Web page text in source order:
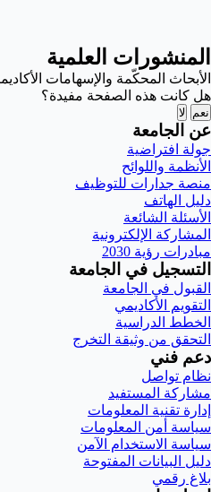
المنشورات العلمية
الأبحاث المحكّمة والإسهامات
هل كانت هذه الصفحة مفيدة؟
نعم لا
عن الجامعة
جولة افتراضية
الأنظمة واللوائح
منصة جدارات للتوظيف
دليل الهاتف
الأسئلة الشائعة
المشاركة الإلكترونية
مبادرات رؤية 2030
التسجيل في الجامعة
القبول في الجامعة
التقويم الأكاديمي
الخطط الدراسية
التحقق من وثيقة التخرج
دعم فني
نظام تواصل
مشاركة المستفيد
إدارة تقنية المعلومات
سياسة أمن المعلومات
سياسة الاستخدام الآمن
دليل البيانات المفتوحة
بلاغ رقمي